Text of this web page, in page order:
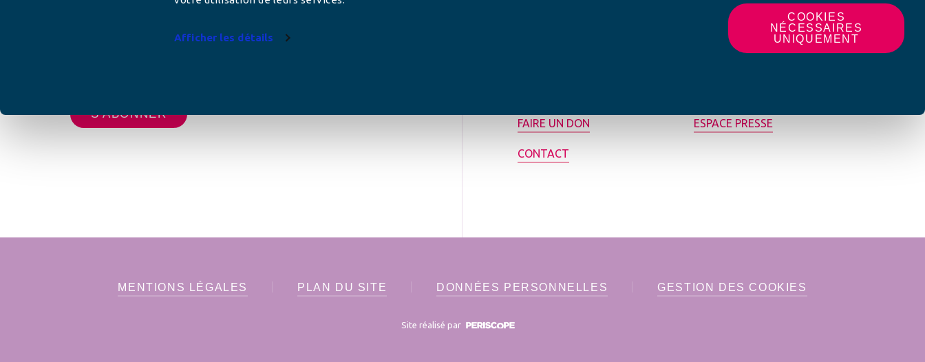
Afficher les détails
COOKIES
NÉCESSAIRES
UNIQUEMENT
FAIRE UN DON ESPACE PRESSE
CONTACT
MENTIONS LÉGALES PLAN DU SITE DONNÉES PERSONNELLES GESTION DES COOKIES
Site réalisé par